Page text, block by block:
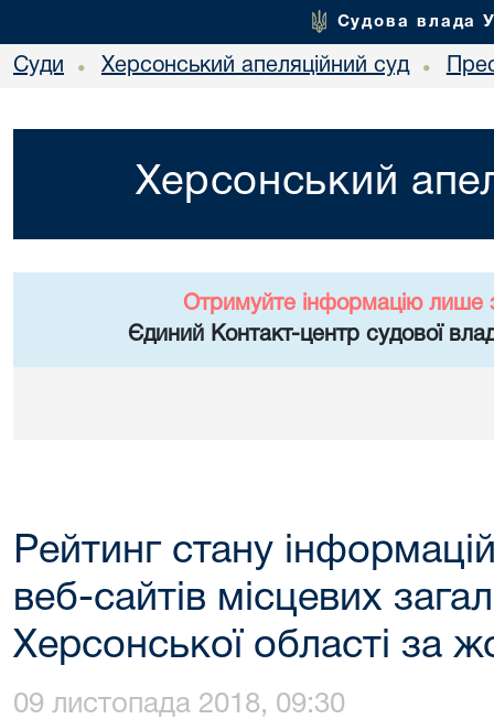
Судова влада
Суди • Херсонський апеляційний суд •
Херсонський
Отримуйте інформацію лише
Єдиний Контакт-центр судової
Рейтинг стану
веб-сайтів місцевих
Херсонської області за
09 листопада 2018, 09:30